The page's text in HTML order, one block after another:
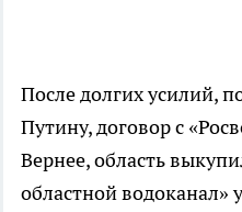
После долгих усилий,
Путину, договор с
Вернее, область
областной водоканал»